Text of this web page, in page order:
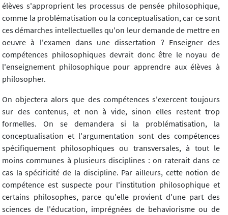
élèves s'approprient les processus de pensée philosophique,
comme la problématisation ou la conceptualisation, car ce sont
ces démarches intellectuelles qu'on leur demande de mettre en
oeuvre à l'examen dans une dissertation ? Enseigner des
compétences philosophiques devrait donc être le noyau de
l'enseignement philosophique pour apprendre aux élèves à
philosopher.
On objectera alors que des compétences s'exercent toujours
sur des contenus, et non à vide, sinon elles restent trop
formelles. On se demandera si la problématisation, la
conceptualisation et l'argumentation sont des compétences
spécifiquement philosophiques ou transversales, à tout le
moins communes à plusieurs disciplines : on raterait dans ce
cas la spécificité de la discipline. Par ailleurs, cette notion de
compétence est suspecte pour l'institution philosophique et
certains philosophes, parce qu'elle provient d'une part des
sciences de l'éducation, imprégnées de behaviorisme ou de